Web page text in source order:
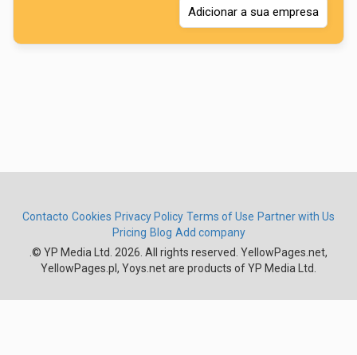
Adicionar a sua empresa
Contacto Cookies Privacy Policy Terms of Use Partner with Us
Pricing Blog Add company
© YP Media Ltd. 2026. All rights reserved. YellowPages.net,
YellowPages.pl, Yoys.net are products of YP Media Ltd.